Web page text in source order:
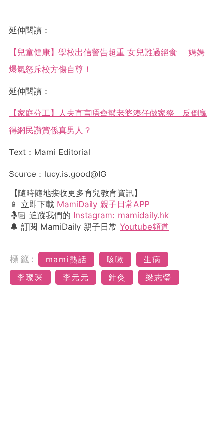
延伸閱讀：
【兒童健康】學校出信警告超重 女兒難過絕食 媽媽
爆氣怒斥校方傷自尊！
延伸閱讀：
【家庭分工】人夫直言唔會幫老婆湊仔做家務 反倒贏
得網民讚賞係真男人？
Text：Mami Editorial
Source：lucy.is.good@IG
【隨時隨地接收更多育兒教育資訊】
📱 立即下載 MamiDaily 親子日常APP
🤱🏻 追蹤我們的 Instagram: mamidaily.hk
🔔 訂閱 MamiDaily 親子日常 Youtube頻道
標籤: mami熱話 咳嗽
生病
李璨琛
李元元 針灸 梁志瑩